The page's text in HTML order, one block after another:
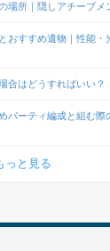
場所｜隠しアチーブメ
おすすめ遺物｜性能・
合はどうすればいい？
パーティ編成と組む際
っと見る